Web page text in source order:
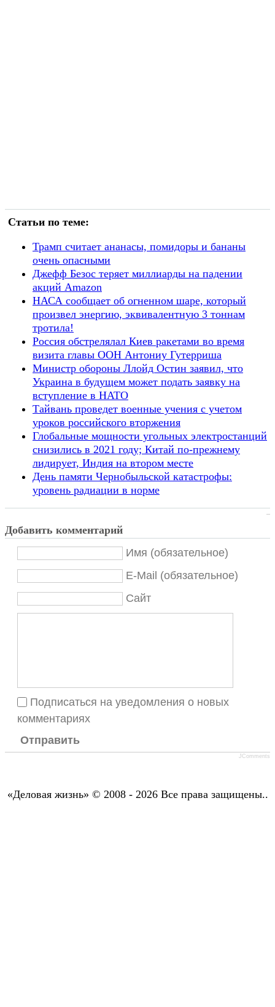
Статьи по теме:
Трамп считает ананасы, помидоры и бананы
очень опасными
Джефф Безос теряет миллиарды на падении
акций Amazon
НАСА сообщает об огненном шаре, который
произвел энергию, эквивалентную 3 тоннам
тротила!
Россия обстрелялал Киев ракетами во время
визита главы ООН Антониу Гутерриша
Министр обороны Ллойд Остин заявил, что
Украина в будущем может подать заявку на
вступление в НАТО
Тайвань проведет военные учения с учетом
уроков российского вторжения
Глобальные мощности угольных электростанций
снизились в 2021 году; Китай по-прежнему
лидирует, Индия на втором месте
День памяти Чернобыльской катастрофы:
уровень радиации в норме
Добавить комментарий
Имя (обязательное)
E-Mail (обязательное)
Сайт
Подписаться на уведомления о новых
комментариях
Отправить
JComments
«Деловая жизнь» © 2008 - 2026 Все права защищены..